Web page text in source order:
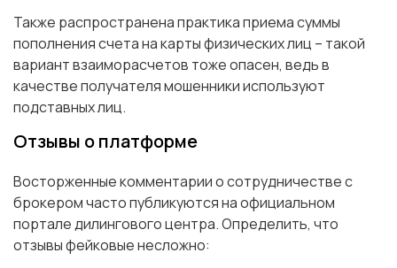
Также распространена практика приема суммы
пополнения счета на карты физических лиц – такой
вариант взаиморасчетов тоже опасен, ведь в
качестве получателя мошенники используют
подставных лиц.
Отзывы о платформе
Восторженные комментарии о сотрудничестве с
брокером часто публикуются на официальном
портале дилингового центра. Определить, что
отзывы фейковые несложно: